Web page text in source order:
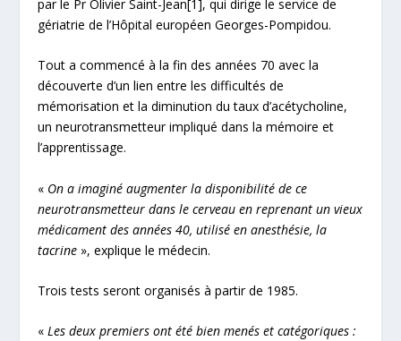
par le Pr Olivier Saint-Jean[1], qui dirige le service de
gériatrie de l’Hôpital européen Georges-Pompidou.
Tout a commencé à la fin des années 70 avec la
découverte d’un lien entre les difficultés de
mémorisation et la diminution du taux d’acétycholine,
un neurotransmetteur impliqué dans la mémoire et
l’apprentissage.
« On a imaginé augmenter la disponibilité de ce
neurotransmetteur dans le cerveau en reprenant un vieux
médicament des années 40, utilisé en anesthésie, la
tacrine », explique le médecin.
Trois tests seront organisés à partir de 1985.
«Les deux premiers ont été bien menés et catégoriques :